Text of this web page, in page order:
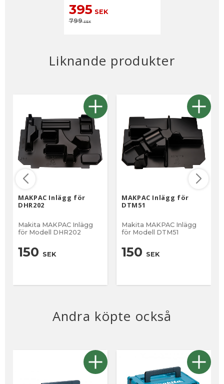
395 SEK
799SEK
Liknande produkter
MAKPAC Inlägg för
DHR202
Makita MAKPAC Inlägg
för Modell DHR202
150 SEK
MAKPAC Inlägg för
DTM51
Makita MAKPAC Inlägg
för Modell DTM51
150 SEK
Andra köpte också